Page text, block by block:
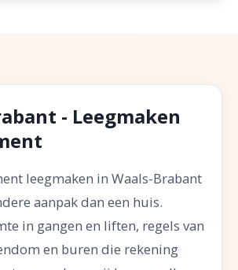
- Leegmaken
leegmaken in Waals-Brabant
aanpak dan een huis.
in gangen en liften, regels van
en buren die rekening